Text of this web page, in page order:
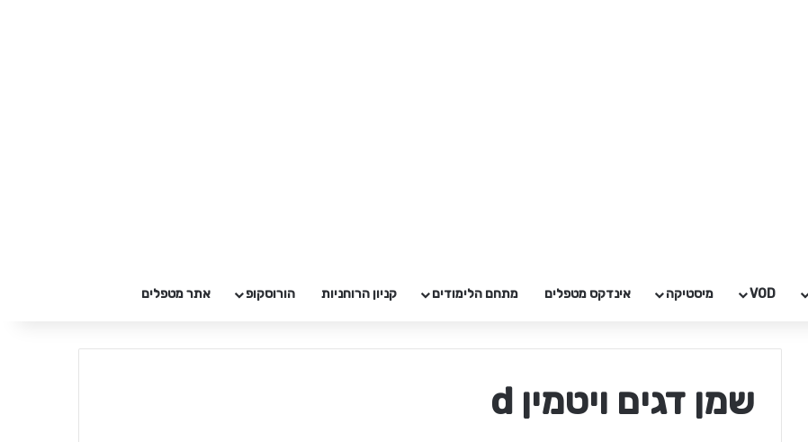
VOD מיסטיקה אינדקס מטפלים מתחם הלימודים קניון הרוחניות הורוסקופ אתר מטפלים
שמן דגים ויטמין d